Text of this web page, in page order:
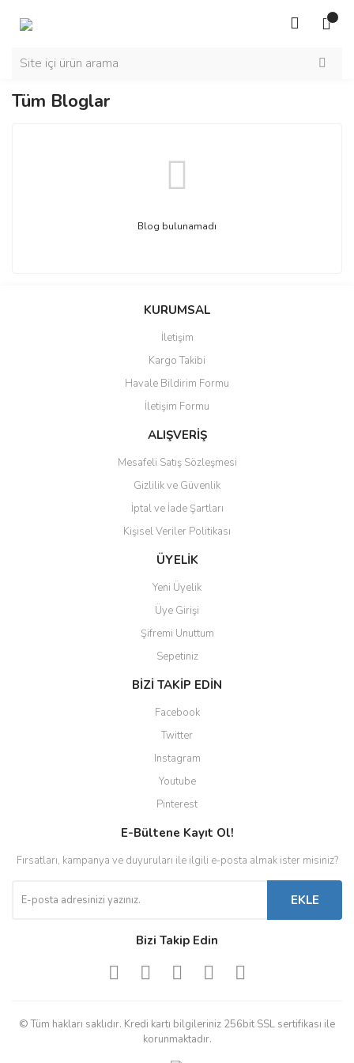
Tüm Bloglar
Blog bulunamadı
KURUMSAL
İletişim
Kargo Takibi
Havale Bildirim Formu
İletişim Formu
ALIŞVERİŞ
Mesafeli Satış Sözleşmesi
Gizlilik ve Güvenlik
İptal ve İade Şartları
Kişisel Veriler Politikası
ÜYELİK
Yeni Üyelik
Üye Girişi
Şifremi Unuttum
Sepetiniz
BİZİ TAKİP EDİN
Facebook
Twitter
Instagram
Youtube
Pinterest
E-Bültene Kayıt Ol!
Fırsatları, kampanya ve duyuruları ile ilgili e-posta almak ister misiniz?
EKLE
Bizi Takip Edin
© Tüm hakları saklıdır. Kredi kartı bilgileriniz 256bit SSL sertifikası ile
korunmaktadır.